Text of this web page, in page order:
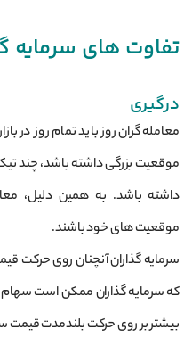
تفاوت های سرمایه
درگیری
معامله گران روز باید تمام روز در
موقعیت بزرگی داشته باشد، چند تیک
داشته باشد. به همین دلیل،
موقعیت های خود باشند.
سرمایه گذاران آنچنان روی حرکت
که سرمایه گذاران ممکن است سهام
بیشتر بر روی حرکت بلندمدت قیمت